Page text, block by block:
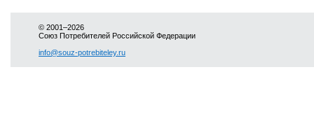
© 2001–2026
Союз Потребителей Российской Федерации
info@souz-potrebiteley.ru